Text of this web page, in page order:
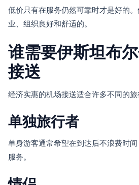
低价只有在服务仍然可靠时才是好的
业、组织良好和舒适的。
谁需要伊斯坦布
接送
经济实惠的机场接送适合许多不同的旅
单独旅行者
单身游客通常希望在到达后不浪费时
服务。